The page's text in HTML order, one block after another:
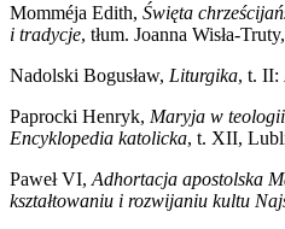
Momméja Edith, Święta
i tradycje, tłum. Joanna Wisła-
Nadolski Bogusław, Liturgika, t. II:
Paprocki Henryk, Maryja w
Encyklopedia katolicka, t. XII,
Paweł VI, Adhortacja apostolska
kształtowaniu i rozwijaniu kultu